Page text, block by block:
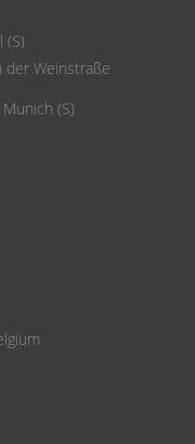
(S)
der Weinstraße
(S)